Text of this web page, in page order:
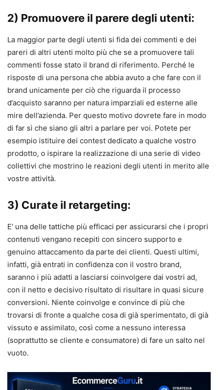
2) Promuovere il parere degli utenti:
La maggior parte degli utenti si fida dei commenti e dei
pareri di altri utenti molto più che se a promuovere tali
commenti fosse stato il brand di riferimento. Perché le
risposte di una persona che abbia avuto a che fare con il
brand unicamente per ciò che riguarda il processo
d’acquisto saranno per natura imparziali ed esterne alle
mire dell’azienda. Per questo motivo dovrete fare in modo
di far sì che siano gli altri a parlare per voi. Potete per
esempio istituire dei contest dedicato a qualche vostro
prodotto, o ispirare la realizzazione di una serie di video
collettivi che mostrino le reazioni degli utenti in merito alle
vostre attività.
3) Curate il retargeting:
E’ una delle tattiche più efficaci per assicurarsi che i propri
contenuti vengano recepiti con sincero supporto e
genuino attaccamento da parte dei clienti. Questi ultimi,
infatti, già entrati in confidenza con il vostro brand,
saranno i più adatti a lasciarsi coinvolgere dai vostri ad,
con il netto e decisivo risultato di risultare in quasi sicure
conversioni. Niente coinvolge e convince di più che
trovarsi di fronte a qualche cosa di già sperimentato, di già
vissuto e assimilato, così come a nessuno interessa
(soprattutto se cliente e consumatore) di fare un salto nel
vuoto.